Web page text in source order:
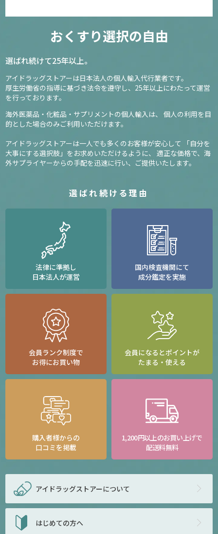
おくすり選択の自由
選ばれ続けて25年以上。
アイドラッグストアーは日本法人の個人輸入代行業者です。
厚生労働省の指導に基づき法令を遵守し、 25年以上にわたって運営
を行っております。
海外医薬品・化粧品・サプリメントの個人輸入は、
個人の利用を目
的とした場合のみご利用いただけます。
アイドラッグストアーは一人でも多くのお客様が安心して
「自分を
大事にする選択肢」をお求めいただけるように、
適正な価格で、海
外サプライヤーからの手配を迅速に行い、ご提供いたします。
選ばれ続ける理由
法律に準拠し
日本法人が運営
国内検査機関にて
成分鑑定を実施
会員ランク制度で
お得にお買い物
会員になるとポイントが
たまる・使える
購入者様からの
口コミを掲載
1,200円以上のお買い上げで
配送料無料
アイドラッグストアーについて
はじめての方へ